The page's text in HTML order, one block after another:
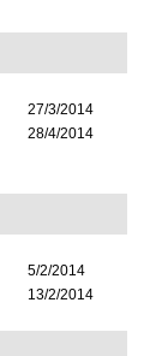
27/3/2014
28/4/2014
5/2/2014
13/2/2014